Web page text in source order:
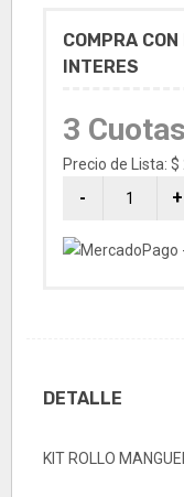
COMPRA
INTERES
3
Precio de Lista: $
DETALLE
KIT ROLLO